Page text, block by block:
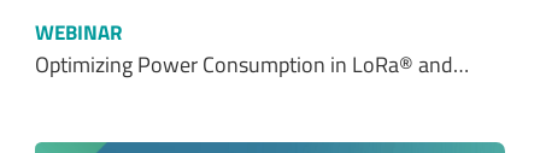
WEBINAR
Optimizing Power Consumption in LoRa® and…